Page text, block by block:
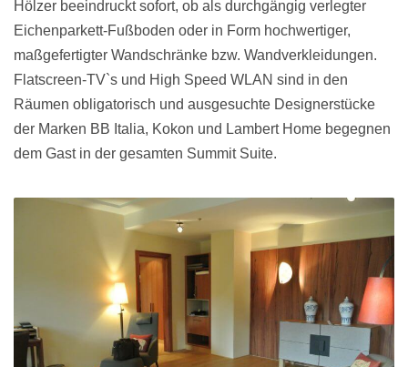
Hölzer beeindruckt sofort, ob als durchgängig verlegter
Eichenparkett-Fußboden oder in Form hochwertiger,
maßgefertigter Wandschränke bzw. Wandverkleidungen.
Flatscreen-TV`s und High Speed WLAN sind in den
Räumen obligatorisch und ausgesuchte Designerstücke
der Marken BB Italia, Kokon und Lambert Home begegnen
dem Gast in der gesamten Summit Suite.